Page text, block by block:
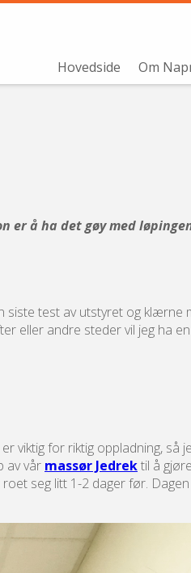
Hovedside Om
er å ha det gøy med
test av utstyret og klærne
eller andre steder vil jeg ha
viktig for riktig oppladning, så
av vår massør Jedrektil å
seg litt 1-2 dager før.